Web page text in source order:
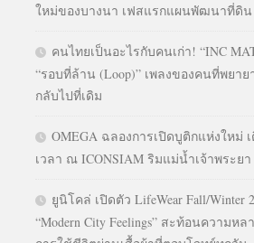
ใหม่ของบางนา เฟสแรกแผนพัฒนาที่ดิน
คนไทยเป็นอะไรกับคนเก่า! “INC
“รอบที่ล้าน (Loop)” เพลงของคนที่พยา
กลับไปที่เดิม
OMEGA ฉลองการเปิดบูติกแห่งใหม่
เวลา ณ ICONSIAM ริมแม่น้ำเจ้าพระยา
ยูนิโคล่ เปิดตัว LifeWear Fall/Winter
“Modern City Feelings” สะท้อนความห